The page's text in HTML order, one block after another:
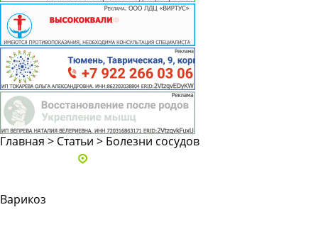
Главная > Статьи > Болезни сосудов
Варикоз